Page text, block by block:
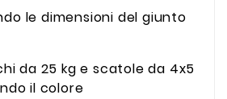
le dimensioni del giunto
da 25 kg e scatole da 4x5
il colore